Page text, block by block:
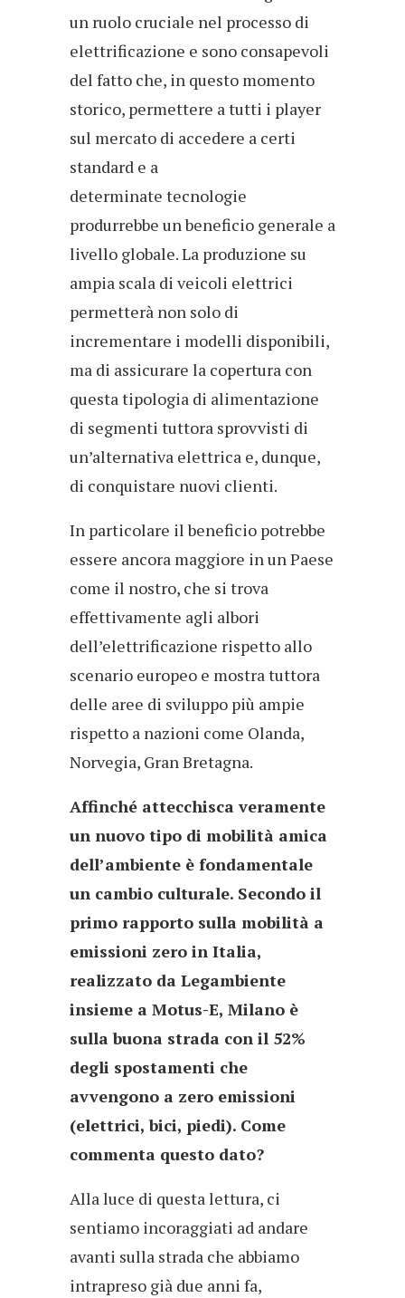
un ruolo cruciale nel processo di
elettrificazione e sono consapevoli
del fatto che, in questo momento
storico, permettere a tutti i player
sul mercato di accedere a certi
standard e a
determinate tecnologie
produrrebbe un beneficio generale a
livello globale. La produzione su
ampia scala di veicoli elettrici
permetterà non solo di
incrementare i modelli disponibili,
ma di assicurare la copertura con
questa tipologia di alimentazione
di segmenti tuttora sprovvisti di
un’alternativa elettrica e, dunque,
di conquistare nuovi clienti.
In particolare il beneficio potrebbe
essere ancora maggiore in un Paese
come il nostro, che si trova
effettivamente agli albori
dell’elettrificazione rispetto allo
scenario europeo e mostra tuttora
delle aree di sviluppo più ampie
rispetto a nazioni come Olanda,
Norvegia, Gran Bretagna.
Affinché attecchisca veramente
un nuovo tipo di mobilità amica
dell’ambiente è fondamentale
un cambio culturale. Secondo il
primo rapporto sulla mobilità a
emissioni zero in Italia,
realizzato da Legambiente
insieme a Motus-E, Milano è
sulla buona strada con il 52%
degli spostamenti che
avvengono a zero emissioni
(elettrici, bici, piedi). Come
commenta questo dato?
Alla luce di questa lettura, ci
sentiamo incoraggiati ad andare
avanti sulla strada che abbiamo
intrapreso già due anni fa,